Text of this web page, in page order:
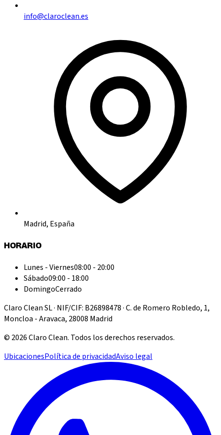
info@claroclean.es
Madrid, España
HORARIO
Lunes - Viernes08:00 - 20:00
Sábado09:00 - 18:00
DomingoCerrado
Claro Clean SL · NIF/CIF: B26898478 · C. de Romero Robledo, 1,
Moncloa - Aravaca, 28008 Madrid
© 2026Claro Clean. Todos los derechos reservados.
UbicacionesPolítica de privacidadAviso legal